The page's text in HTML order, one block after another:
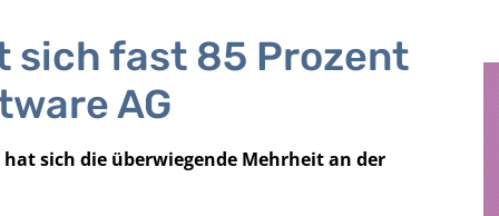
sich fast 85 Prozent
AG
sich die überwiegende Mehrheit an der